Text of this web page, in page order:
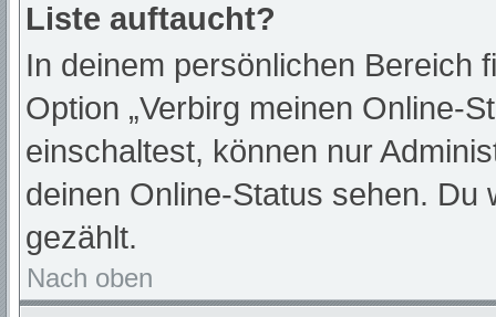
Liste auftaucht?
In deinem persönlichen Bereich
Option „Verbirg meinen Online-
einschaltest, können nur
deinen Online-Status sehen.
gezählt.
Nach oben